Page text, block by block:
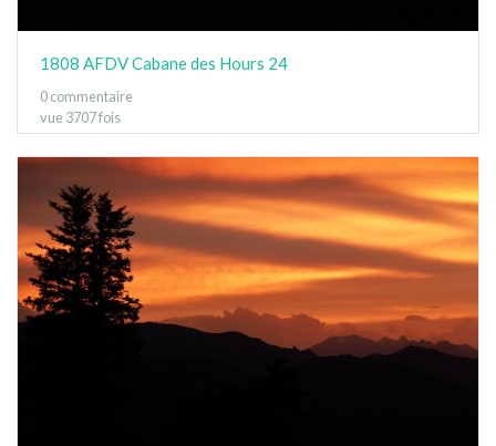
1808 AFDV Cabane des Hours 24
0 commentaire
vue 3707 fois